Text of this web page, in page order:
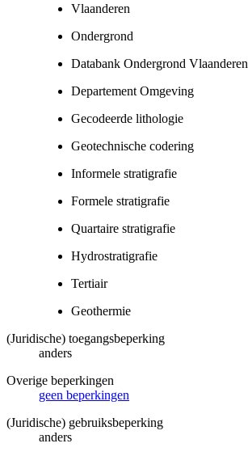
Vlaanderen
Ondergrond
Databank Ondergrond Vlaanderen
Departement Omgeving
Gecodeerde lithologie
Geotechnische codering
Informele stratigrafie
Formele stratigrafie
Quartaire stratigrafie
Hydrostratigrafie
Tertiair
Geothermie
(Juridische) toegangsbeperking
anders
Overige beperkingen
geen beperkingen
(Juridische) gebruiksbeperking
anders